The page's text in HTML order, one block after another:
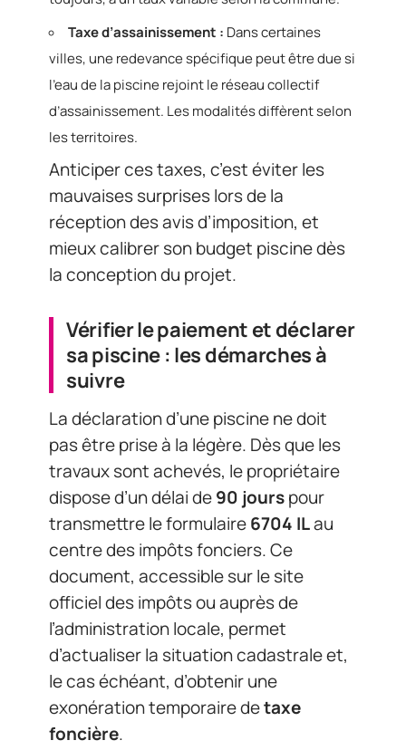
Taxe d’assainissement : Dans certaines
villes, une redevance spécifique peut être due si
l’eau de la piscine rejoint le réseau collectif
d’assainissement. Les modalités diffèrent selon
les territoires.
Anticiper ces taxes, c’est éviter les
mauvaises surprises lors de la
réception des avis d’imposition, et
mieux calibrer son budget piscine dès
la conception du projet.
Vérifier le paiement et déclarer
sa piscine : les démarches à
suivre
La déclaration d’une piscine ne doit
pas être prise à la légère. Dès que les
travaux sont achevés, le propriétaire
dispose d’un délai de90 jourspour
transmettre le formulaire6704 ILau
centre des impôts fonciers. Ce
document, accessible sur le site
officiel des impôts ou auprès de
l’administration locale, permet
d’actualiser la situation cadastrale et,
le cas échéant, d’obtenir une
exonération temporaire detaxe
foncière.